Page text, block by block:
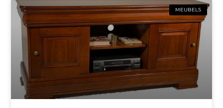
MEUBELS